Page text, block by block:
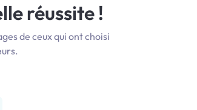
réussite !
de ceux qui ont choisi